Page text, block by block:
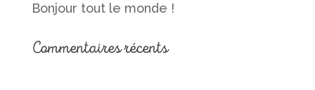
Bonjour tout le monde !
Commentaires récents